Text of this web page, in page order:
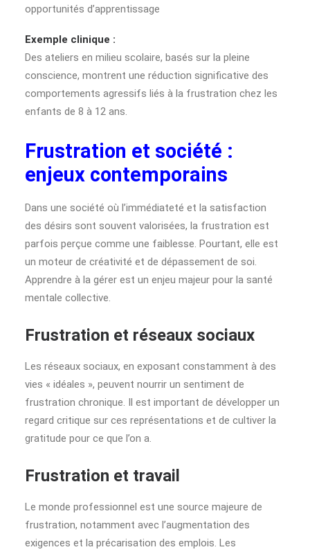
opportunités d’apprentissage
Exemple clinique :
Des ateliers en milieu scolaire, basés sur la pleine
conscience, montrent une réduction significative des
comportements agressifs liés à la frustration chez les
enfants de 8 à 12 ans.
Frustration et société :
enjeux contemporains
Dans une société où l’immédiateté et la satisfaction
des désirs sont souvent valorisées, la frustration est
parfois perçue comme une faiblesse. Pourtant, elle est
un moteur de créativité et de dépassement de soi.
Apprendre à la gérer est un enjeu majeur pour la santé
mentale collective.
Frustration et réseaux sociaux
Les réseaux sociaux, en exposant constamment à des
vies « idéales », peuvent nourrir un sentiment de
frustration chronique. Il est important de développer un
regard critique sur ces représentations et de cultiver la
gratitude pour ce que l’on a.
Frustration et travail
Le monde professionnel est une source majeure de
frustration, notamment avec l’augmentation des
exigences et la précarisation des emplois. Les